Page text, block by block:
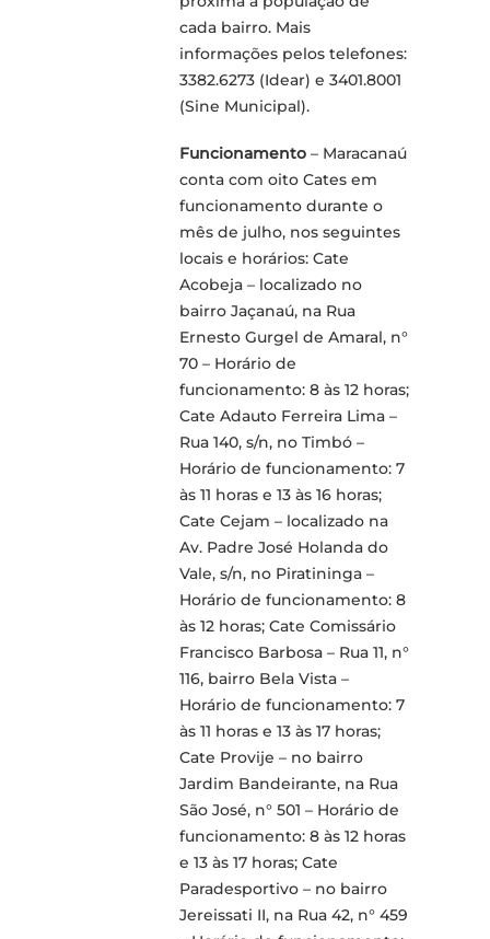
cada bairro. Mais
informações pelos telefones:
3382.6273 (Idear) e 3401.8001
(Sine Municipal).
Funcionamento – Maracanaú
conta com oito Cates em
funcionamento durante o
mês de julho, nos seguintes
locais e horários: Cate
Acobeja – localizado no
bairro Jaçanaú, na Rua
Ernesto Gurgel de Amaral, n°
70 – Horário de
funcionamento: 8 às 12 horas;
Cate Adauto Ferreira Lima –
Rua 140, s/n, no Timbó –
Horário de funcionamento: 7
às 11 horas e 13 às 16 horas;
Cate Cejam – localizado na
Av. Padre José Holanda do
Vale, s/n, no Piratininga –
Horário de funcionamento: 8
às 12 horas; Cate Comissário
Francisco Barbosa – Rua 11, n°
116, bairro Bela Vista –
Horário de funcionamento: 7
às 11 horas e 13 às 17 horas;
Cate Provije – no bairro
Jardim Bandeirante, na Rua
São José, n° 501 – Horário de
funcionamento: 8 às 12 horas
e 13 às 17 horas; Cate
Paradesportivo – no bairro
Jereissati II, na Rua 42, n° 459